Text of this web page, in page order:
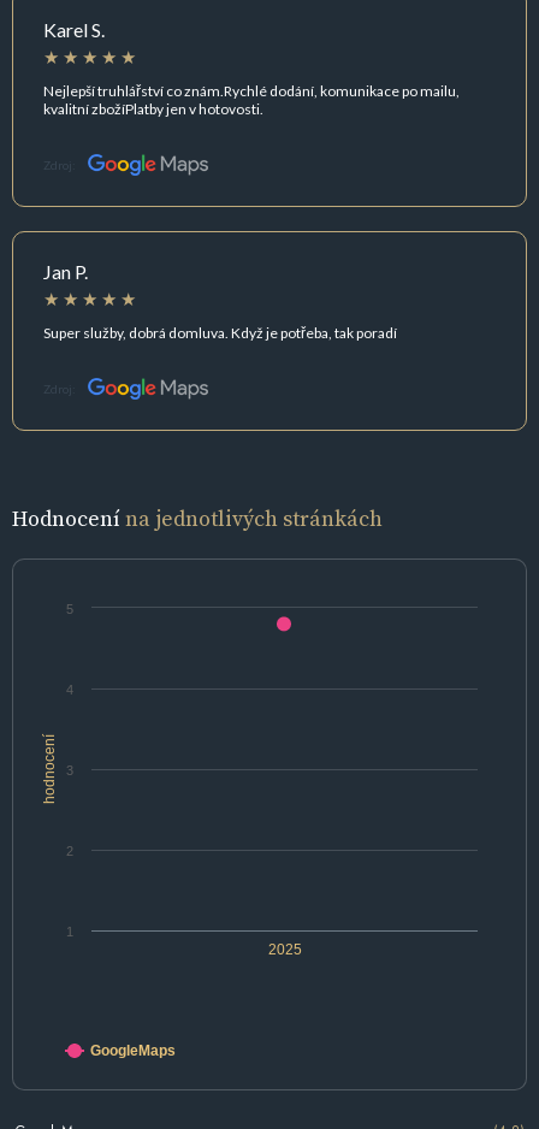
Karel S.
Nejlepší truhlářství co znám.Rychlé dodání, komunikace po mailu,
kvalitní zbožíPlatby jen v hotovosti.
Zdroj:
Jan P.
Super služby, dobrá domluva. Když je potřeba, tak poradí
Zdroj:
Hodnocenína jednotlivých stránkách
hodnocení
2025
1
2
3
4
5
GoogleMaps